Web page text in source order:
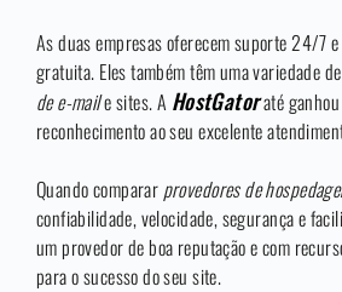
As duas empresas oferecem suporte 24/7
gratuita. Eles também têm uma variedade
de e-maile sites. A HostGatoraté
reconhecimento ao seu excelente
Quando comparar provedores de
confiabilidade, velocidade, segurança e
um provedor de boa reputação e com
para o sucesso do seu site.